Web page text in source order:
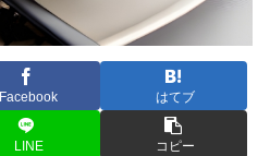
Facebook はてブ
LINE コピー